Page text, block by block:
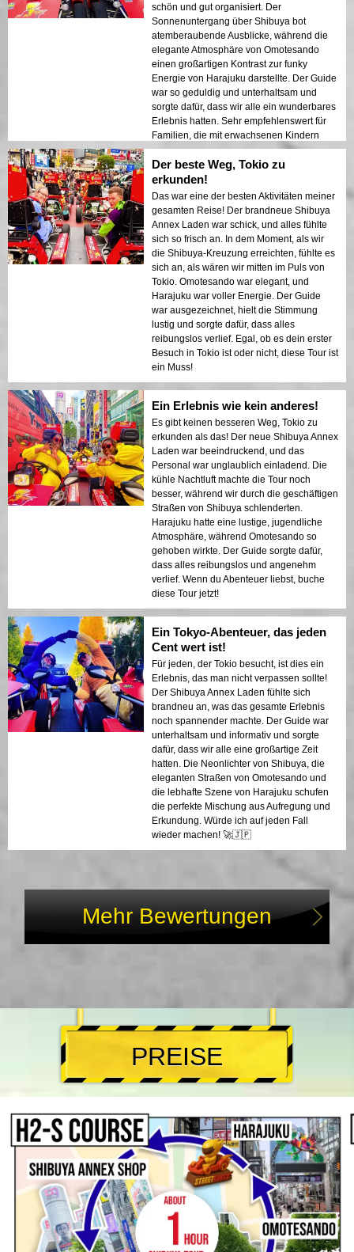
schön und gut organisiert. Der
Sonnenuntergang über Shibuya bot
atemberaubende Ausblicke, während die
elegante Atmosphäre von Omotesando
einen großartigen Kontrast zur funky
Energie von Harajuku darstellte. Der Guide
war so geduldig und unterhaltsam und
sorgte dafür, dass wir alle ein wunderbares
Erlebnis hatten. Sehr empfehlenswert für
Familien, die mit erwachsenen Kindern
reisen!
Der beste Weg, Tokio zu
erkunden!
Das war eine der besten Aktivitäten meiner
gesamten Reise! Der brandneue Shibuya
Annex Laden war schick, und alles fühlte
sich so frisch an. In dem Moment, als wir
die Shibuya-Kreuzung erreichten, fühlte es
sich an, als wären wir mitten im Puls von
Tokio. Omotesando war elegant, und
Harajuku war voller Energie. Der Guide
war ausgezeichnet, hielt die Stimmung
lustig und sorgte dafür, dass alles
reibungslos verlief. Egal, ob es dein erster
Besuch in Tokio ist oder nicht, diese Tour ist
ein Muss!
Ein Erlebnis wie kein anderes!
Es gibt keinen besseren Weg, Tokio zu
erkunden als das! Der neue Shibuya Annex
Laden war beeindruckend, und das
Personal war unglaublich einladend. Die
kühle Nachtluft machte die Tour noch
besser, während wir durch die geschäftigen
Straßen von Shibuya schlenderten.
Harajuku hatte eine lustige, jugendliche
Atmosphäre, während Omotesando so
gehoben wirkte. Der Guide sorgte dafür,
dass alles reibungslos und angenehm
verlief. Wenn du Abenteuer liebst, buche
diese Tour jetzt!
Ein Tokyo-Abenteuer, das jeden
Cent wert ist!
Für jeden, der Tokio besucht, ist dies ein
Erlebnis, das man nicht verpassen sollte!
Der Shibuya Annex Laden fühlte sich
brandneu an, was das gesamte Erlebnis
noch spannender machte. Der Guide war
unterhaltsam und informativ und sorgte
dafür, dass wir alle eine großartige Zeit
hatten. Die Neonlichter von Shibuya, die
eleganten Straßen von Omotesando und
die lebhafte Szene von Harajuku schufen
die perfekte Mischung aus Aufregung und
Erkundung. Würde ich auf jeden Fall
wieder machen! 🚀🇯🇵
Mehr Bewertungen
PREISE